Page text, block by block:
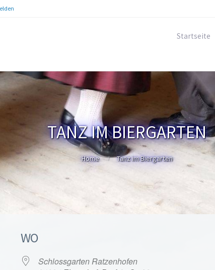
Startseite
TANZ IM BIERGARTEN
Home Tanz im Biergarten
WO
Schlossgarten Ratzenhofen